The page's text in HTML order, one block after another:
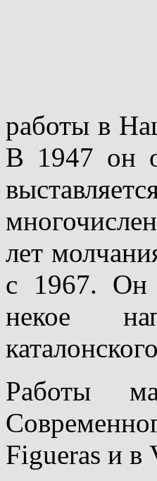
работы в
В 1947 он
лет
с 1967. Он
некое
Работы
Figueras и в